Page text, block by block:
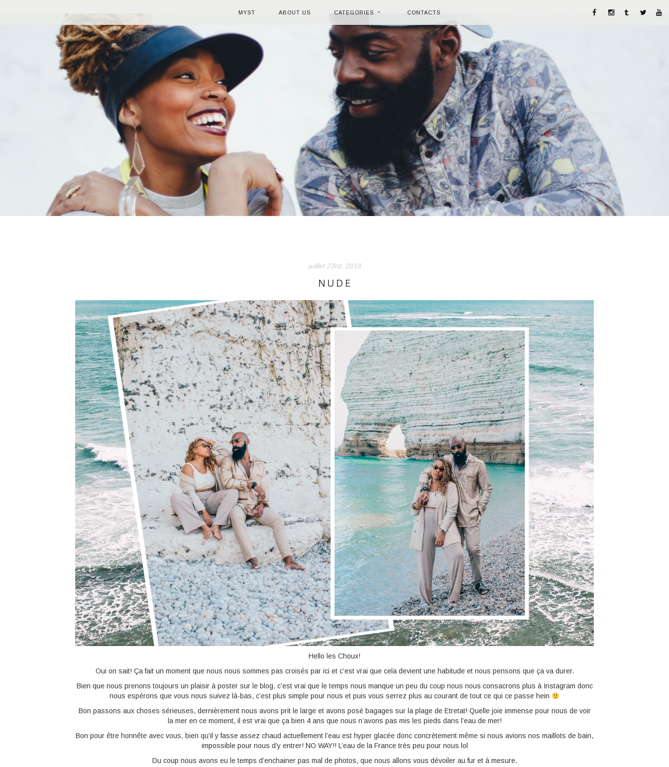
MYST ABOUT US CATEGORIES CONTACTS
juillet 23rd, 2018
NUDE
Hello les Choux!
Oui on sait! Ça fait un moment que nous nous sommes pas croisés par ici et c’est vrai que cela devient une habitude et nous pensons que ça va durer.
Bien que nous prenons toujours un plaisir à poster sur le blog, c’est vrai que le temps nous manque un peu du coup nous nous consacrons plus à Instagram donc
nous espérons que vous nous suivez là-bas, c’est plus simple pour nous et puis vous serrez plus au courant de tout ce qui ce passe hein
Bon passons aux choses sérieuses, dernièrement nous avons prit le large et avons posé bagages sur la plage de Etretat! Quelle joie immense pour nous de voir
la mer en ce moment, il est vrai que ça bien 4 ans que nous n’avons pas mis les pieds dans l’eau de mer!
Bon pour être honnête avec vous, bien qu’il y fasse assez chaud actuellement l’eau est hyper glacée donc concrètement même si nous avions nos maillots de bain,
impossible pour nous d’y entrer! NO WAY!! L’eau de la France très peu pour nous lol
Du coup nous avons eu le temps d’enchainer pas mal de photos, que nous allons vous dévoiler au fur et à mesure.